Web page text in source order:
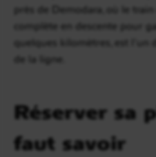
près de Demodara, où le
complète en descente pour
quelques kilomètres, est
de la ligne.
Réserver sa
faut savoir